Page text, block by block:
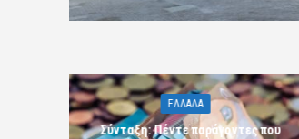
ΕΛΛΑΔΑ
Σύνταξη: Πέντε παράγοντες που